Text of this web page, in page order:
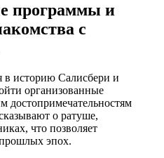
программы и
с
в историю Салисбери и
организованные
достопримечательностям
о ратуше,
что позволяет
эпох.